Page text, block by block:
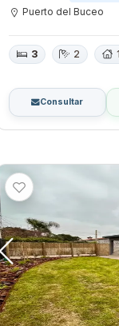
Puerto del Buceo
3 2
Consultar